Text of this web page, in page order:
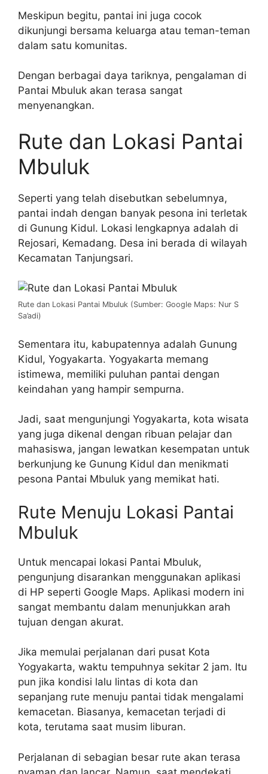
Meskipun begitu, pantai ini juga cocok
dikunjungi bersama keluarga atau teman-teman
dalam satu komunitas.
Dengan berbagai daya tariknya, pengalaman di
Pantai Mbuluk akan terasa sangat
menyenangkan.
Rute dan Lokasi Pantai
Mbuluk
Seperti yang telah disebutkan sebelumnya,
pantai indah dengan banyak pesona ini terletak
di Gunung Kidul. Lokasi lengkapnya adalah di
Rejosari, Kemadang. Desa ini berada di wilayah
Kecamatan Tanjungsari.
Rute dan Lokasi Pantai Mbuluk (Sumber: Google Maps: Nur S
Sa’adi)
Sementara itu, kabupatennya adalah Gunung
Kidul, Yogyakarta. Yogyakarta memang
istimewa, memiliki puluhan pantai dengan
keindahan yang hampir sempurna.
Jadi, saat mengunjungi Yogyakarta, kota wisata
yang juga dikenal dengan ribuan pelajar dan
mahasiswa, jangan lewatkan kesempatan untuk
berkunjung ke Gunung Kidul dan menikmati
pesona Pantai Mbuluk yang memikat hati.
Rute Menuju Lokasi Pantai
Mbuluk
Untuk mencapai lokasi Pantai Mbuluk,
pengunjung disarankan menggunakan aplikasi
di HP seperti Google Maps. Aplikasi modern ini
sangat membantu dalam menunjukkan arah
tujuan dengan akurat.
Jika memulai perjalanan dari pusat Kota
Yogyakarta, waktu tempuhnya sekitar 2 jam. Itu
pun jika kondisi lalu lintas di kota dan
sepanjang rute menuju pantai tidak mengalami
kemacetan. Biasanya, kemacetan terjadi di
kota, terutama saat musim liburan.
Perjalanan di sebagian besar rute akan terasa